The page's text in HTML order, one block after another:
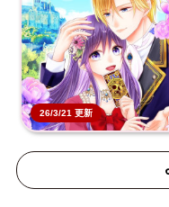
26/3/21 更新